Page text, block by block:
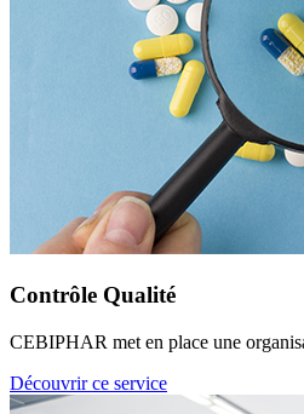
Contrôle Qualité
CEBIPHAR met en place une
Découvrir ce service